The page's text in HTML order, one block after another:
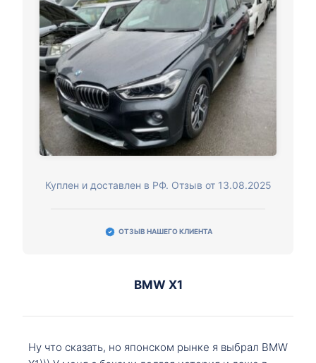
Куплен и доставлен в РФ. Отзыв от 13.08.2025
ОТЗЫВ НАШЕГО КЛИЕНТА
BMW X1
Ну что сказать, но японском рынке я выбрал BMW